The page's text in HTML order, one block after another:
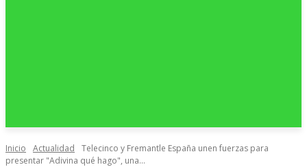
Inicio Actualidad
Telecinco y Fremantle España unen fuerzas para
presentar "Adivina qué hago", una...